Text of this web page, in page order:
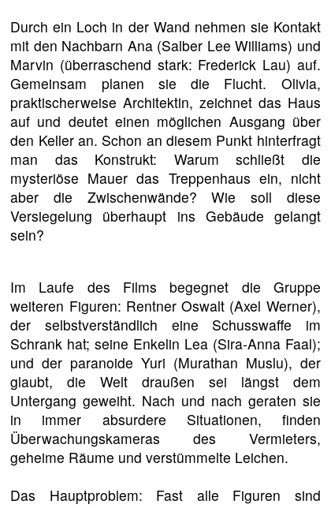
Durch ein Loch in der Wand nehmen sie Kontakt
mit den Nachbarn Ana (Salber Lee Williams) und
Marvin (überraschend stark: Frederick Lau) auf.
Gemeinsam planen sie die Flucht. Olivia,
praktischerweise Architektin, zeichnet das Haus
auf und deutet einen möglichen Ausgang über
den Keller an. Schon an diesem Punkt hinterfragt
man das Konstrukt: Warum schließt die
mysteriöse Mauer das Treppenhaus ein, nicht
aber die Zwischenwände? Wie soll diese
Versiegelung überhaupt ins Gebäude gelangt
sein?
Im Laufe des Films begegnet die Gruppe
weiteren Figuren: Rentner Oswalt (Axel Werner),
der selbstverständlich eine Schusswaffe im
Schrank hat; seine Enkelin Lea (Sira-Anna Faal);
und der paranoide Yuri (Murathan Muslu), der
glaubt, die Welt draußen sei längst dem
Untergang geweiht. Nach und nach geraten sie
in immer absurdere Situationen, finden
Überwachungskameras des Vermieters,
geheime Räume und verstümmelte Leichen.
Das Hauptproblem: Fast alle Figuren sind